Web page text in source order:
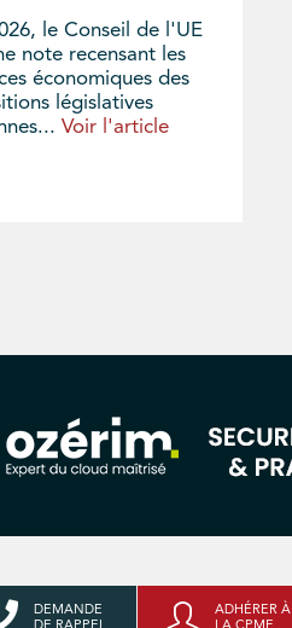
le Conseil de l'UE
note recensant les
économiques des
législatives
Voir l'article
DEMANDE
ADHÉRER À